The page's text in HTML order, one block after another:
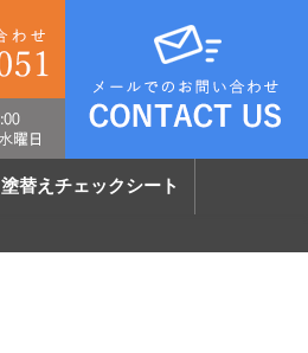
塗替えチェックシート